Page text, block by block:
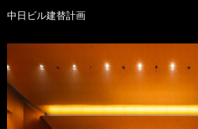
中日ビル建替計画